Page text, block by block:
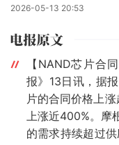
2026-05-13 20:53
【NAND芯片合
报》13日讯，据
片的合同价格上
上涨近400%。摩
的需求持续超过